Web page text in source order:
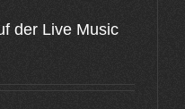
der Live Music